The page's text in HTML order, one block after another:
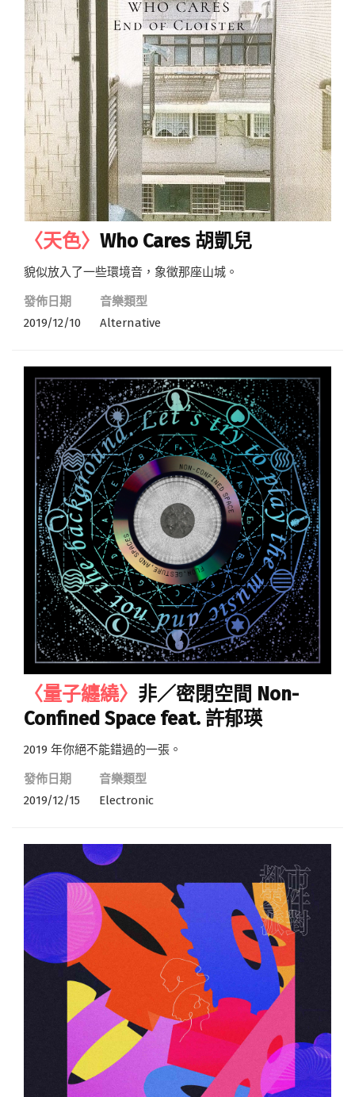
〈天色〉 Who Cares 胡凱兒
貌似放入了一些環境音，象徵那座山城。
發佈日期
2019/12/10
音樂類型
Alternative
〈量子纏繞〉 非／密閉空間 Non-
Confined Space feat. 許郁瑛
2019 年你絕不能錯過的一張。
發佈日期
2019/12/15
音樂類型
Electronic